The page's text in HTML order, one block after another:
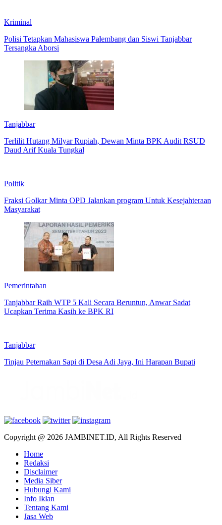
Kriminal
Polisi Tetapkan Mahasiswa Palembang dan Siswi Tanjabbar
Tersangka Aborsi
Tanjabbar
Terlilit Hutang Milyar Rupiah, Dewan Minta BPK Audit RSUD
Daud Arif Kuala Tungkal
Politik
Fraksi Golkar Minta OPD Jalankan program Untuk Kesejahteraan
Masyarakat
Pemerintahan
Tanjabbar Raih WTP 5 Kali Secara Beruntun, Anwar Sadat
Ucapkan Terima Kasih ke BPK RI
Tanjabbar
Tinjau Peternakan Sapi di Desa Adi Jaya, Ini Harapan Bupati
Copyright @ 2026 JAMBINET.ID, All Rights Reserved
Home
Redaksi
Disclaimer
Media Siber
Hubungi Kami
Info Iklan
Tentang Kami
Jasa Web